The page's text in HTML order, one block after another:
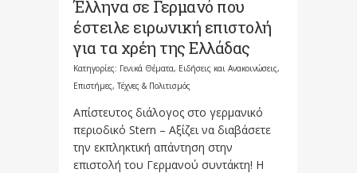
Έλληνα σε Γερμανό που
έστειλε ειρωνική επιστολή
για τα χρέη της Ελλάδας
Κατηγορίες: Γενικά Θέματα, Ειδήσεις και Ανακοινώσεις,
Επιστήμες, Τέχνες & Πολιτισμός
Απίστευτος διάλογος στο γερμανικό
περιοδικό Stern – Αξίζει να διαβάσετε
την εκπληκτική απάντηση στην
επιστολή του Γερμανού συντάκτη! Η